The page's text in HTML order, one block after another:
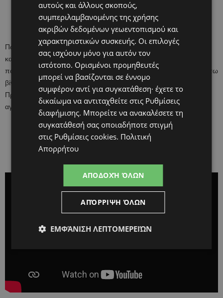
Πώς θα καταλάβουν πιο εύκολα γιατί έχει αλλάξει ριζικά η
καθημερινότητά τους; Αν λύσουν τις απορίες τους μέσα από το
παιχνίδι. Την σκυτάλη παίρνει ο Robert που μέσα από το παρακάτω
βίντεο εξηγεί όλα όσα πρέπει να γνωρίζουν τα παιδιά για το νέο ιό.
Πρόκειται για μία μικρού μήκους ταινία με πρωταγωνιστές τα
αγαπημένα, σε μικρούς και μεγάλους, Playmobil.
αυτούς και άλλους σκοπούς,
συμπεριλαμβανομένης της χρήσης
ακριβών δεδομένων γεωεντοπισμού και
χαρακτηριστικών συσκευής. Οι επιλογές
σας ισχύουν μόνο για αυτόν τον
ιστότοπο. Ορισμένοι προμηθευτές
μπορεί να βασίζονται σε έννομο
συμφέρον αντί για συγκατάθεση· έχετε το
δικαίωμα να αντιταχθείτε στις Ρυθμίσεις
διαφήμισης. Μπορείτε να ανακαλέσετε τη
συγκατάθεσή σας οποιαδήποτε στιγμή
στις Ρυθμίσεις cookies. Πολιτική
Απορρήτου
ΑΠΟΔΟΧΉ ΌΛΩΝ
ΑΠΌΡΡΙΨΗ ΌΛΩΝ
ΕΜΦΆΝΙΣΗ ΛΕΠΤΟΜΕΡΕΙΏΝ